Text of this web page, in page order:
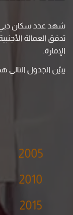
تدفق العمالة
الإمارة.
يبيّن الجدول التالي هذا النمو
2005
2010
2015